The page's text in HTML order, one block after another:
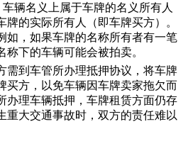
辆名义上属于车牌的名义所有人
牌的实际所有人（即车牌买方）。
如，如果车牌的名称所有者有一笔
下的车辆可能会被拍卖。
需到车管所办理抵押协议，将车牌
买方，以免车辆因车牌卖家拖欠而
办理车辆抵押，车牌租赁方面仍存
重大交通事故时，双方的责任难以